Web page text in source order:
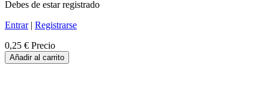
Debes de estar registrado
Entrar| Registrarse
0,25 € Precio
Añadir al carrito